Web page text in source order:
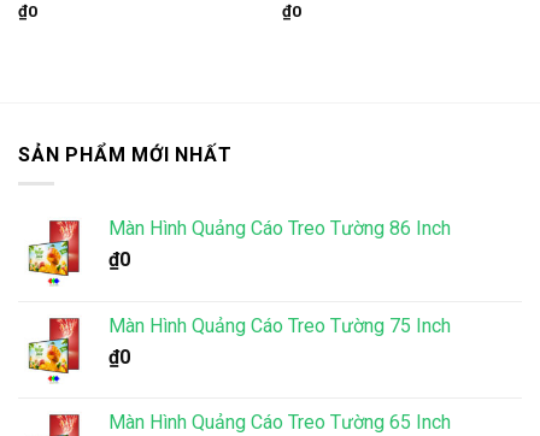
₫0
₫0
SẢN PHẨM MỚI NHẤT
Màn Hình Quảng Cáo Treo Tường 86 Inch
₫0
Màn Hình Quảng Cáo Treo Tường 75 Inch
₫0
Màn Hình Quảng Cáo Treo Tường 65 Inch